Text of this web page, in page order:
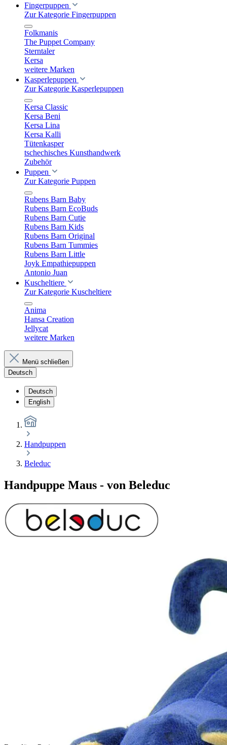
Fingerpuppen
Zur Kategorie Fingerpuppen
Folkmanis
The Puppet Company
Sterntaler
Kersa
weitere Marken
Kasperlepuppen
Zur Kategorie Kasperlepuppen
Kersa Classic
Kersa Beni
Kersa Lina
Kersa Kalli
Tütenkasper
tschechisches Kunsthandwerk
Zubehör
Puppen
Zur Kategorie Puppen
Rubens Barn Baby
Rubens Barn EcoBuds
Rubens Barn Cutie
Rubens Barn Kids
Rubens Barn Original
Rubens Barn Tummies
Rubens Barn Little
Joyk Empathiepuppen
Antonio Juan
Kuscheltiere
Zur Kategorie Kuscheltiere
Anima
Hansa Creation
Jellycat
weitere Marken
Menü schließen
Deutsch
Deutsch
English
Handpuppen
Beleduc
Handpuppe Maus - von Beleduc